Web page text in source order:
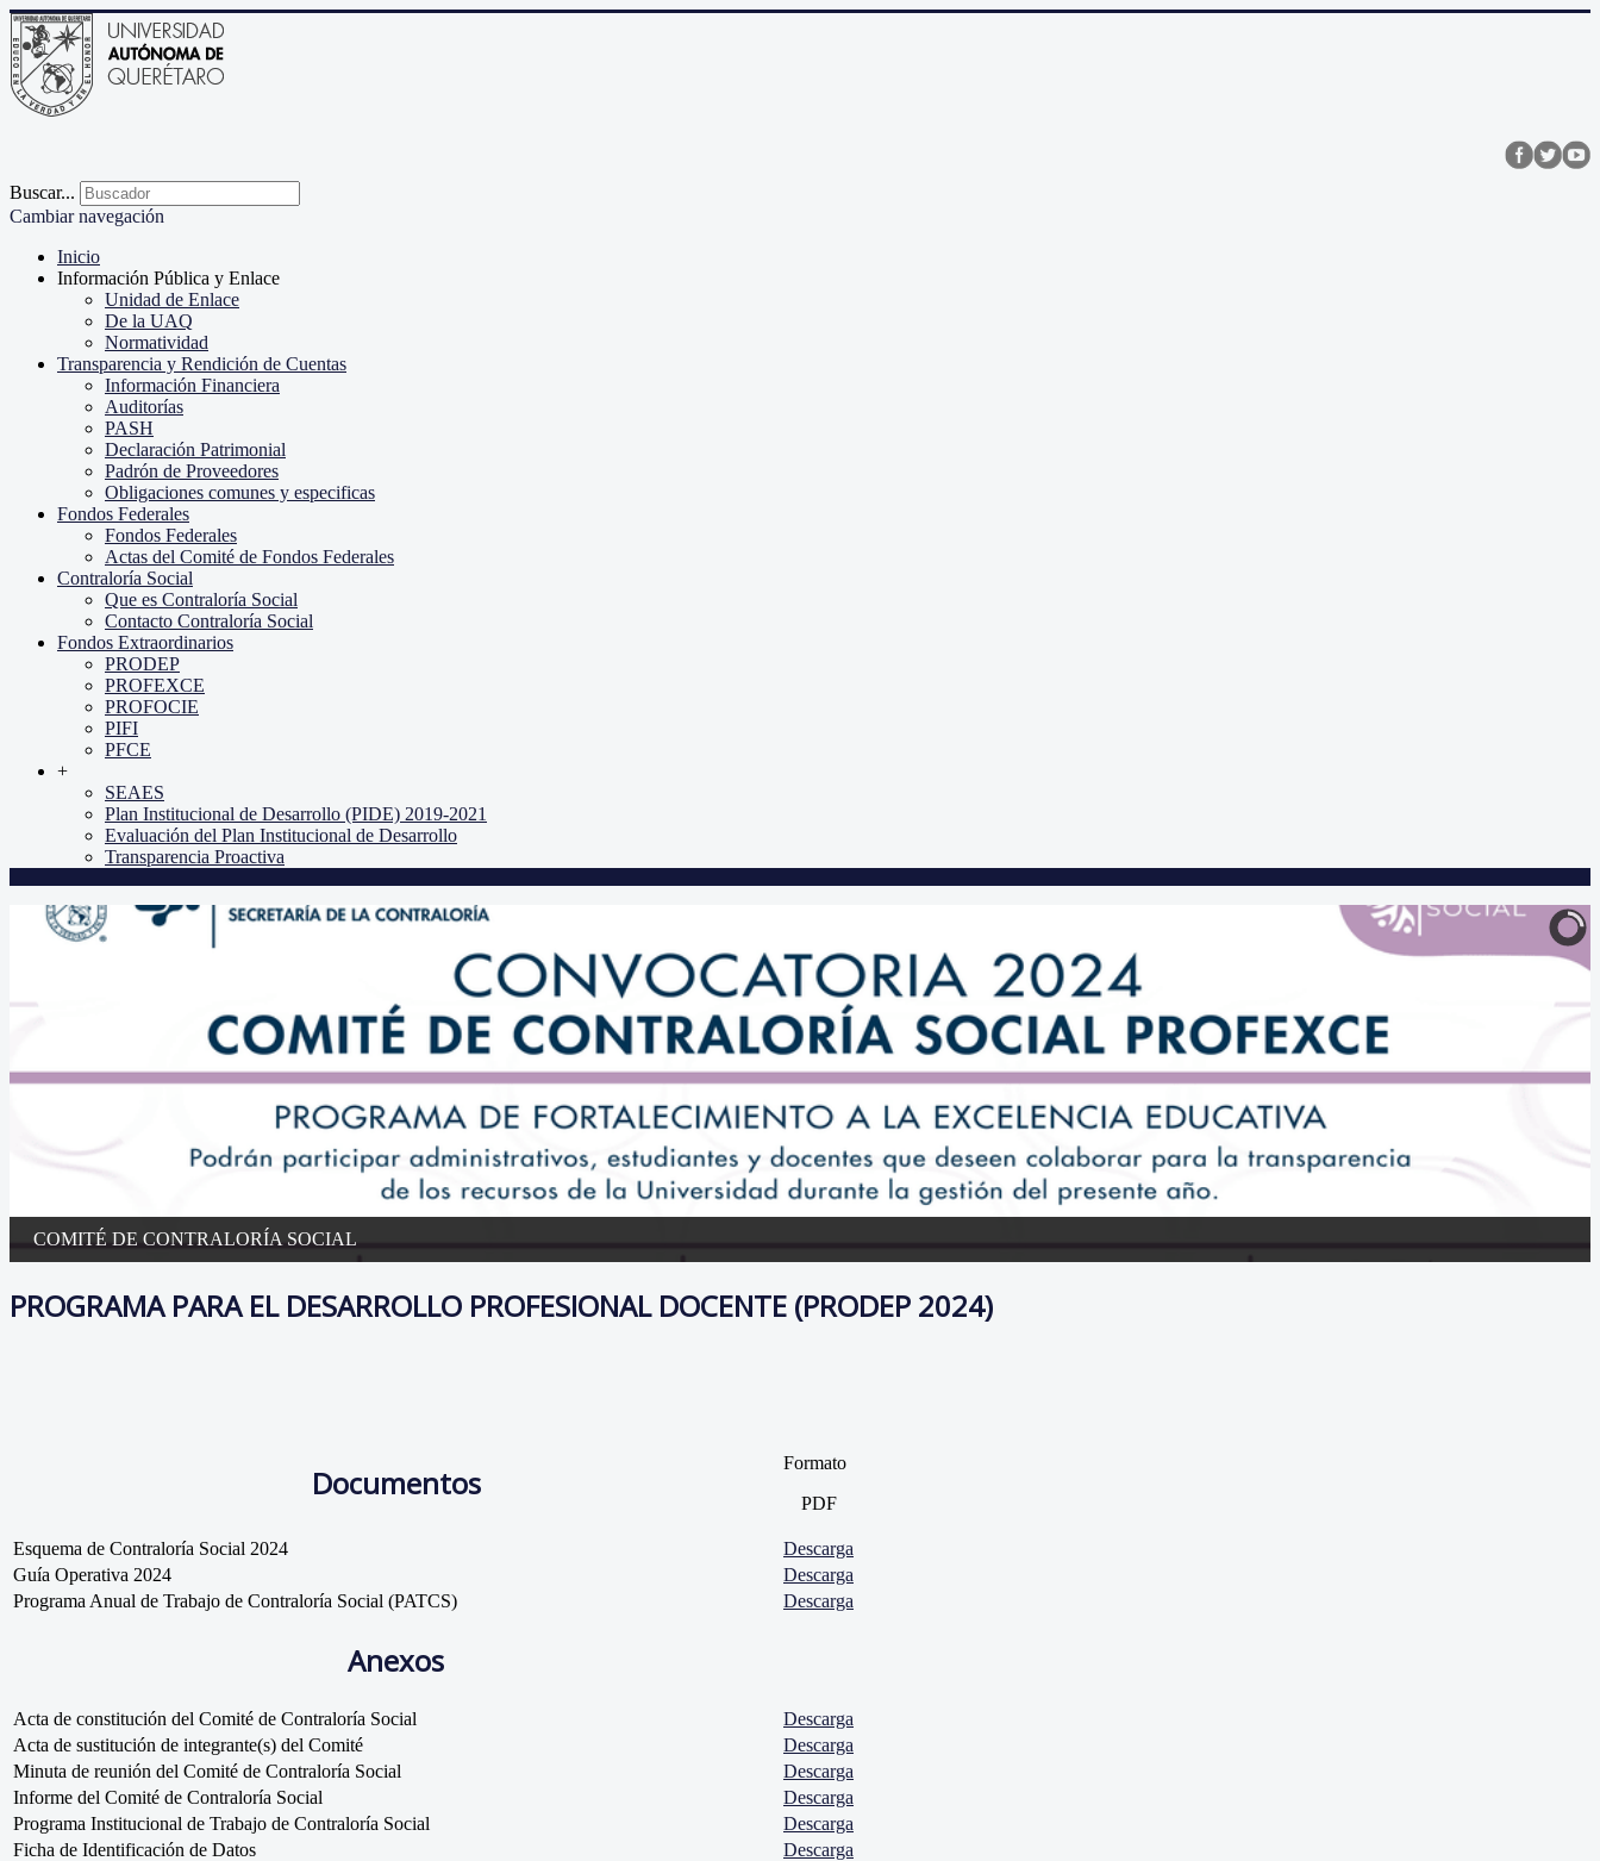
Buscar...
Cambiar navegación
Inicio
Información Pública y Enlace
Unidad de Enlace
De la UAQ
Normatividad
Transparencia y Rendición de Cuentas
Información Financiera
Auditorías
PASH
Declaración Patrimonial
Padrón de Proveedores
Obligaciones comunes y especificas
Fondos Federales
Fondos Federales
Actas del Comité de Fondos Federales
Contraloría Social
Que es Contraloría Social
Contacto Contraloría Social
Fondos Extraordinarios
PRODEP
PROFEXCE
PROFOCIE
PIFI
PFCE
+
SEAES
Plan Institucional de Desarrollo (PIDE) 2019-2021
Evaluación del Plan Institucional de Desarrollo
Transparencia Proactiva
COMITÉ DE CONTRALORÍA SOCIAL
PROGRAMA PARA EL DESARROLLO PROFESIONAL DOCENTE (PRODEP 2024)
Documentos
Formato
PDF
Esquema de Contraloría Social 2024
Descarga
Guía Operativa 2024
Descarga
Programa Anual de Trabajo de Contraloría Social (PATCS)
Descarga
Anexos
Acta de constitución del Comité de Contraloría Social
Descarga
Acta de sustitución de integrante(s) del Comité
Descarga
Minuta de reunión del Comité de Contraloría Social
Descarga
Informe del Comité de Contraloría Social
Descarga
Programa Institucional de Trabajo de Contraloría Social
Descarga
Ficha de Identificación de Datos
Descarga